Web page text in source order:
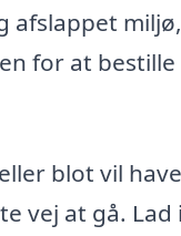
afslappet
for at
blot vil
vej at gå.